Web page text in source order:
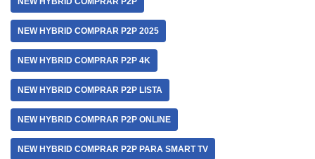
NEW HYBRID COMPRAR P2P 2025
NEW HYBRID COMPRAR P2P 4K
NEW HYBRID COMPRAR P2P LISTA
NEW HYBRID COMPRAR P2P ONLINE
NEW HYBRID COMPRAR P2P PARA SMART TV